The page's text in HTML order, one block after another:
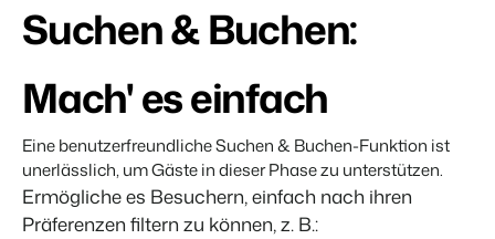
Anbindung zu anderen Systemen.
Paal mit EasySecure
Kundenstory lesen
Suchen & Buchen:
Mach' es einfach
Eine benutzerfreundliche Suchen & Buchen-Funktion ist
unerlässlich, um Gäste in dieser Phase zu unterstützen.
Ermögliche es Besuchern, einfach nach ihren
Präferenzen filtern zu können, z. B.: